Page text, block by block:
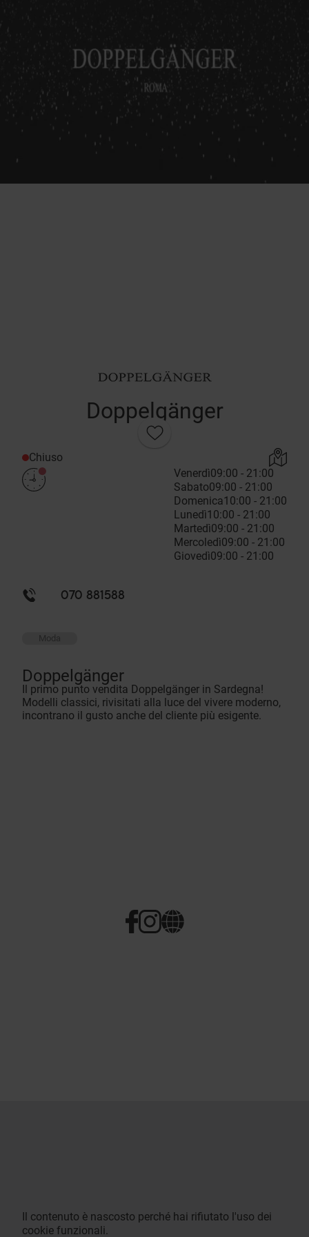
Doppelgänger
Chiuso
Venerdì09:00 - 21:00
Sabato09:00 - 21:00
Domenica10:00 - 21:00
Lunedì10:00 - 21:00
Martedì09:00 - 21:00
Mercoledì09:00 - 21:00
Giovedì09:00 - 21:00
070 881588
Moda
Doppelgänger
Il primo punto vendita Doppelgänger in Sardegna!
Modelli classici, rivisitati alla luce del vivere moderno,
incontrano il gusto anche del cliente più esigente.
Il contenuto è nascosto perché hai rifiutato l'uso dei
cookie funzionali.